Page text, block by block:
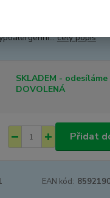
celý popis
SKLADEM - odesíláme
DOVOLENÁ
Přidat
EAN kód: